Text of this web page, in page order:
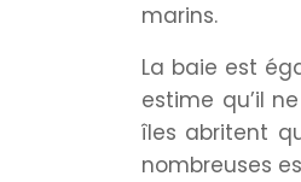
marins.
La baie est
estime qu’il
îles abritent
nombreuses